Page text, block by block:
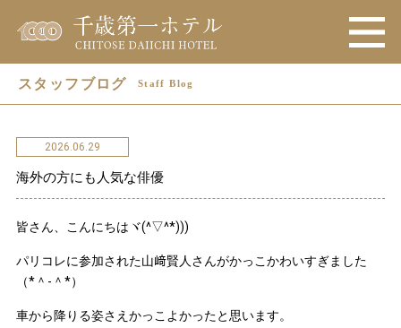
スタッフブログ Staff Blog
2026.06.29
海外の方にも人気な俳優
皆さん、こんにちはヾ(^▽^*)))
パリコレに参加された山﨑賢人さんがかっこかわいすぎました
（*＾-＾*）
車から降りる姿さえかっこよかったと思います。